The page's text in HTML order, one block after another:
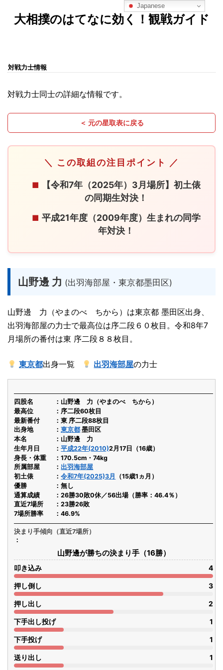
大相撲のはてなに効く！観戦ガイド
対戦力士情報
対戦力士同士の詳細な情報です。
＜ 元の星取表に戻る
＼ この取組の注目ポイント ／
■
【令和7年（2025年）3月場所】初土俵
の同期生対決！
■ 平成21年度（2009年度）生まれの同学
年対決！
山野邊 力 (出羽海部屋・東京都墨田区)
山野邊 力（やまのべ ちから）は東京都 墨田区出身、
出羽海部屋の力士で最高位は序二段６０枚目。令和8年7
月場所の番付は東 序二段８８枚目。
東京都出身一覧 出羽海部屋の力士
四股名
山野邊 力（やまのべ ちから）
最高位
序二段60枚目
最新番付
東 序二段88枚目
出身地
東京都 墨田区
本名
山野邊 力
生年月日
平成22年(2010)2月17日（16歳）
身長・体重
170.5cm・74kg
所属部屋
出羽海部屋
初土俵
令和7年(2025)3月
（15歳1ヵ月）
優勝
無し
通算成績
26勝30敗0休／56出場（勝率：46.4％）
直近7場所
23勝26敗
7場所勝率
46.9%
決まり手傾向（直近7場所）
山野邊が勝ちの決まり手（16勝）
叩き込み 4
押し倒し 3
押し出し 2
下手出し投げ 1
下手投げ 1
送り出し 1
Japanese